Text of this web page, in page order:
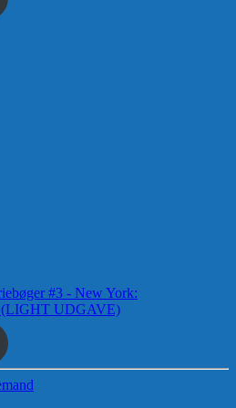
#3 - New York:
(LIGHT UDGAVE)